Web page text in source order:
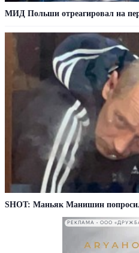
МИД Польши отреагировал на
SHOT: Маньяк Манишин